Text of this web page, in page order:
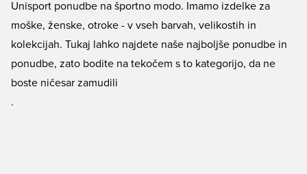
Unisport ponudbe na športno modo. Imamo izdelke za
moške, ženske, otroke - v vseh barvah, velikostih in
kolekcijah. Tukaj lahko najdete naše najboljše ponudbe in
ponudbe, zato bodite na tekočem s to kategorijo, da ne
boste ničesar zamudili
.